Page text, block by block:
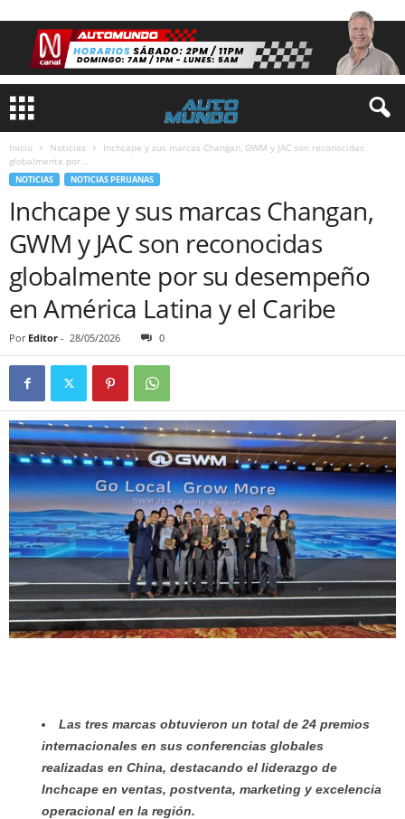
Inicio Noticias
Inchcape y sus marcas Changan, GWM y JAC son reconocidas
globalmente por...
NOTICIAS NOTICIAS PERUANAS
Inchcape y sus marcas Changan,
GWM y JAC son reconocidas
globalmente por su desempeño
en América Latina y el Caribe
Por Editor - 28/05/2026 0
Las tres marcas obtuvieron un total de 24 premios
internacionales en sus conferencias globales
realizadas en China, destacando el liderazgo de
Inchcape en ventas, postventa, marketing y excelencia
operacional en la región.